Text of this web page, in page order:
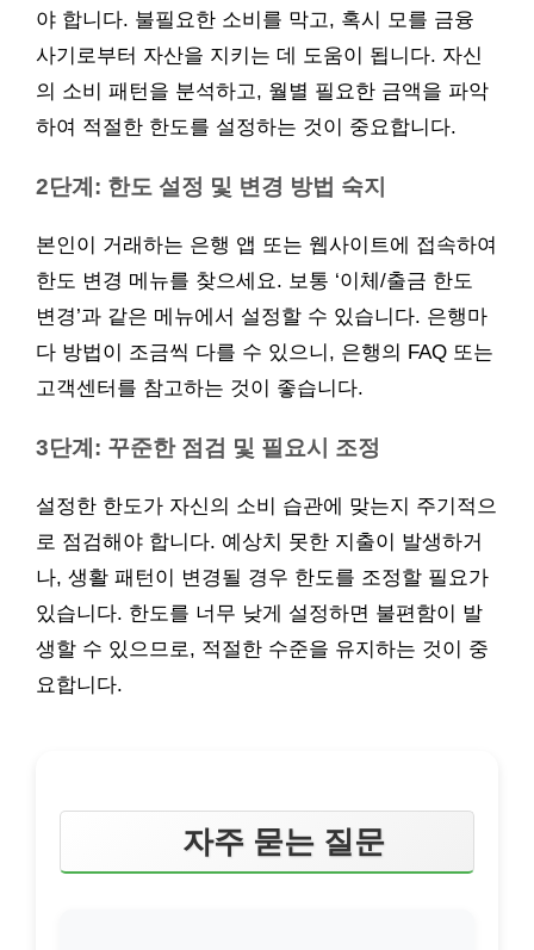
야 합니다. 불필요한 소비를 막고, 혹시 모를 금융
사기로부터 자산을 지키는 데 도움이 됩니다. 자신
의 소비 패턴을 분석하고, 월별 필요한 금액을 파악
하여 적절한 한도를 설정하는 것이 중요합니다.
2단계: 한도 설정 및 변경 방법 숙지
본인이 거래하는 은행 앱 또는 웹사이트에 접속하여
한도 변경 메뉴를 찾으세요. 보통 ‘이체/출금 한도
변경’과 같은 메뉴에서 설정할 수 있습니다. 은행마
다 방법이 조금씩 다를 수 있으니, 은행의 FAQ 또는
고객센터를 참고하는 것이 좋습니다.
3단계: 꾸준한 점검 및 필요시 조정
설정한 한도가 자신의 소비 습관에 맞는지 주기적으
로 점검해야 합니다. 예상치 못한 지출이 발생하거
나, 생활 패턴이 변경될 경우 한도를 조정할 필요가
있습니다. 한도를 너무 낮게 설정하면 불편함이 발
생할 수 있으므로, 적절한 수준을 유지하는 것이 중
요합니다.
자주 묻는 질문